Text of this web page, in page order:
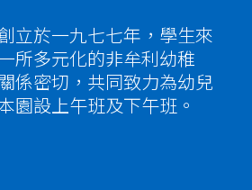
立於一九七七年，學生來
所多元化的非牟利幼稚
係密切，共同致力為幼兒
園設上午班及下午班。